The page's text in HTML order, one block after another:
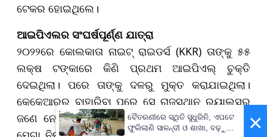
ଟେକର ହୋଇଥିଲେ।
ଆଇପିଏଲର ସଂଘର୍ଷପୂର୍ଣ୍ଣ ଯାତ୍ରା
୨୦୨୨ରେ କୋଲକାତା ନାଇଟ୍ ରାଇଡର୍ସ (KKR) ତାଙ୍କୁ ୫୫
ଲକ୍ଷ ଟଙ୍କାରେ କିଣି ପ୍ରଥମ ଆଇପିଏଲ୍ ଚୁକ୍ତି
ଦେଇଥିଲା। ପରେ ତାଙ୍କୁ ଦଳରୁ ମୁକ୍ତ କରାଯାଇଥିଲା।
କେକେଆରରୁ ବାହାରିବା ପରେ ସେ ରାଜସ୍ଥାନ ରୟାଲ୍ସର
ଜଣେ ନେଟ୍ ବୋଲର ଭାବେ ସମୟ ବିତାଇଥିଲେ। ୨୦୨୫ ×
ବୈତରଣୀରେ ସ୍ଥିତି ସୁଧୁରିନି, ଏପଟେ
ଫୁଲିଲାଣି ସାଳନ୍ଦୀ ଓ ଶାଖା, ବଢ଼ୁଛି